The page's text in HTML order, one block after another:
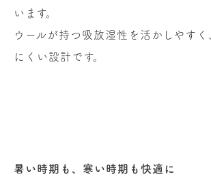
います。
ウールが持つ吸放湿性を活かしやすく
にくい設計です。
暑い時期も、寒い時期も快適に